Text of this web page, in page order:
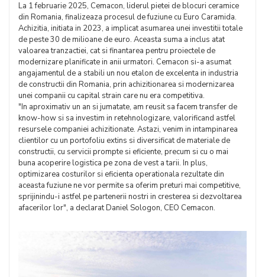
La 1 februarie 2025, Cemacon, liderul pietei de blocuri ceramice
din Romania, finalizeaza procesul de fuziune cu Euro Caramida.
Achizitia, initiata in 2023, a implicat asumarea unei investitii totale
de peste 30 de milioane de euro. Aceasta suma a inclus atat
valoarea tranzactiei, cat si finantarea pentru proiectele de
modernizare planificate in anii urmatori. Cemacon si-a asumat
angajamentul de a stabili un nou etalon de excelenta in industria
de constructii din Romania, prin achizitionarea si modernizarea
unei companii cu capital strain care nu era competitiva.
"In aproximativ un an si jumatate, am reusit sa facem transfer de
know-how si sa investim in retehnologizare, valorificand astfel
resursele companiei achizitionate. Astazi, venim in intampinarea
clientilor cu un portofoliu extins si diversificat de materiale de
constructii, cu servicii prompte si eficiente, precum si cu o mai
buna acoperire logistica pe zona de vest a tarii. In plus,
optimizarea costurilor si eficienta operationala rezultate din
aceasta fuziune ne vor permite sa oferim preturi mai competitive,
sprijinindu-i astfel pe partenerii nostri in cresterea si dezvoltarea
afacerilor lor", a declarat Daniel Sologon, CEO Cemacon.